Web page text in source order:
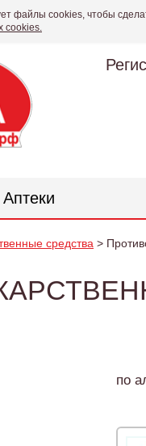
файлы cookies, чтобы
cookies.
Аптеки
средства >
по